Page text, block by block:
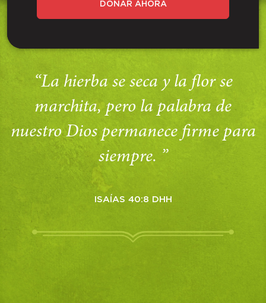
DONAR AHORA
“La hierba se seca y la flor se
marchita, pero la palabra de
nuestro Dios permanece firme para
siempre. ”
ISAÍAS 40:8 DHH